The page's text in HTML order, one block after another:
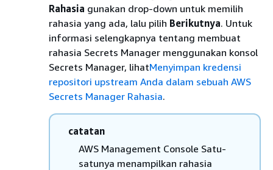
Rahasia gunakan drop-down untuk memilih
rahasia yang ada, lalu pilih Berikutnya. Untuk
informasi selengkapnya tentang membuat
rahasia Secrets Manager menggunakan konsol
Secrets Manager, lihatMenyimpan kredensi
repositori upstream Anda dalam sebuah AWS
Secrets Manager Rahasia.
catatan
AWS Management Console Satu-
satunya menampilkan rahasia